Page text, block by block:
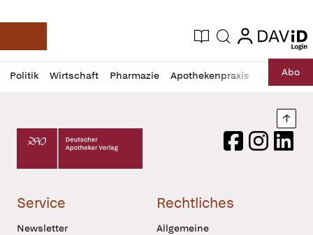
Deutsche Apotheker Zeitung
Aktuelle Ausgabe
Suche login
login
Politik Wirtschaft Pharmazie Apothekenpraxis RechtAbo
Profil
öffnen
Daz
Pur
Deutscher Apotheker Verlag Logo
FacebookInstagram
Service
Newsletter
Rechtliches
Allgemeine